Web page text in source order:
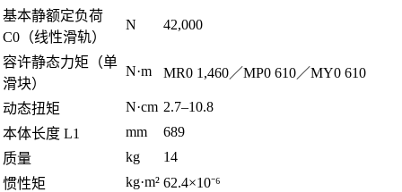
基本静额定负荷
C0（线性滑轨）
N 42,000
容许静态力矩（单
滑块）
N·m MR0 1,460／MP0 610／MY0 610
动态扭矩 N·cm 2.7–10.8
本体长度 L1
mm
689
质量
kg
14
惯性矩
kg·m² 62.4×10⁻⁶